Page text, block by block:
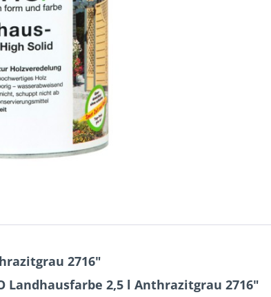
2716"
Landhausfarbe 2,5 l Anthrazitgrau 2716"